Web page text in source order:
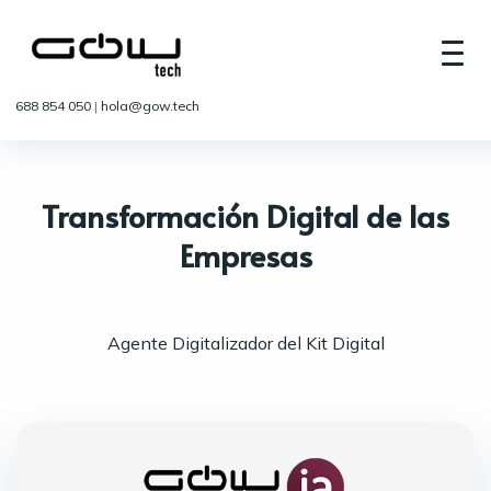
688 854 050 | hola@gow.tech
Transformación Digital de las
Empresas
Agente Digitalizador del Kit Digital